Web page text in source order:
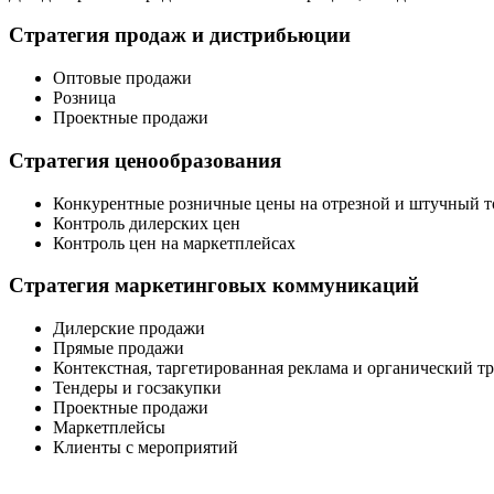
Стратегия продаж и дистрибьюции
Оптовые продажи
Розница
Проектные продажи
Стратегия ценообразования
Конкурентные розничные цены на отрезной и штучный
Контроль дилерских цен
Контроль цен на маркетплейсах
Стратегия маркетинговых коммуникаций
Дилерские продажи
Прямые продажи
Контекстная, таргетированная реклама и органический
Тендеры и госзакупки
Проектные продажи
Маркетплейсы
Клиенты с мероприятий